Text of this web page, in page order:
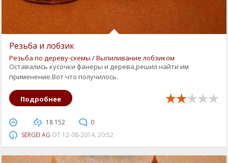
Резьба и лобзик
Резьба по дереву-схемы /Выпиливание лобзиком
Оставались кусочки фанеры и дерева,решил найти им
применение.Вот что получилось.
Подробнее
18 152
0
SERGEI AG ОТ 12-08-2014, 20:52